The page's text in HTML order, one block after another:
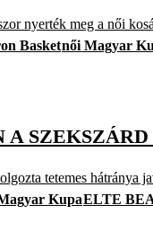
nyerték meg a női
Basketnői Magyar
tetemes hátránya
KupaELTE